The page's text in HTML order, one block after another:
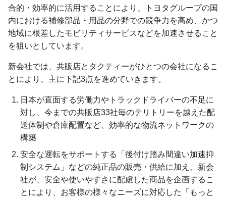
合的・効率的に活用することにより、トヨタグループの国
内における補修部品・用品の分野での競争力を高め、かつ
地域に根差したモビリティサービスなどを加速させること
を狙いとしています。
新会社では、共販店とタクティーがひとつの会社になるこ
とにより、主に下記3点を進めていきます。
日本が直面する労働力やトラックドライバーの不足に
対し、今までの共販店33社毎のテリトリーを越えた配
送体制や倉庫配置など、効率的な物流ネットワークの
構築
安全な運転をサポートする「後付け踏み間違い加速抑
制システム」などの純正品の販売・供給に加え、新会
社が、安全や使いやすさに配慮した商品を企画するこ
とにより、お客様の様々なニーズに対応した「もっと